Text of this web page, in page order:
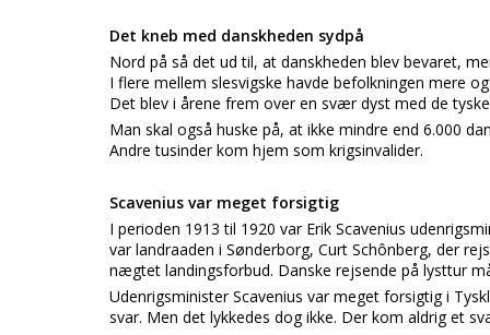
Det kneb med danskheden sydpå
Nord på så det ud til, at danskheden blev bevaret,
I flere mellem slesvigske havde befolkningen mere
Det blev i årene frem over en svær dyst med de
Man skal også huske på, at ikke mindre end 6.000
Andre tusinder kom hjem som krigsinvalider.
Scavenius var meget forsigtig
I perioden 1913 til 1920 var Erik Scavenius
var landraaden i Sønderborg, Curt Schônberg, der
nægtet landingsforbud. Danske rejsende på lysttur
Udenrigsminister Scavenius var meget forsigtig i
svar. Men det lykkedes dog ikke. Der kom aldrig et